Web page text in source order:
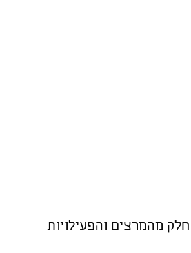
חלק מהמרצים והפעילויות